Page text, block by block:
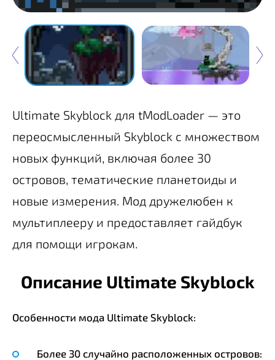
Ultimate Skyblock для tModLoader — это
переосмысленный Skyblock с множеством
новых функций, включая более 30
островов, тематические планетоиды и
новые измерения. Мод дружелюбен к
мультиплееру и предоставляет гайдбук
для помощи игрокам.
Описание Ultimate Skyblock
Особенности мода Ultimate Skyblock:
Более 30 случайно расположенных островов: